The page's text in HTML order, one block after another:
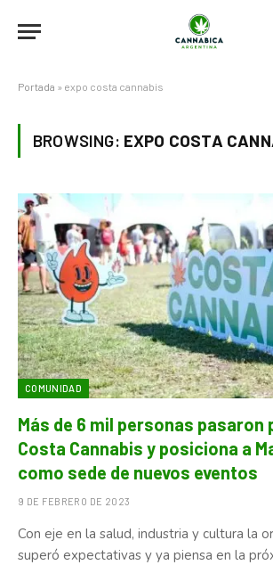
Portada » expo costa cannabis
BROWSING: EXPO COSTA
COMUNIDAD
Más de 6 mil personas pasaron
Costa Cannabis y posiciona a
como sede de nuevos eventos
9 DE FEBRERO DE 2023
Con eje en la salud, industria y cultura la
superó expectativas y ya piensa en la